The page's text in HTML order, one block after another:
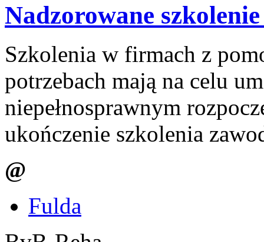
Nadzorowane
Szkolenia w firmach z
potrzebach mają na celu
niepełnosprawnym
ukończenie szkolenia
@
Fulda